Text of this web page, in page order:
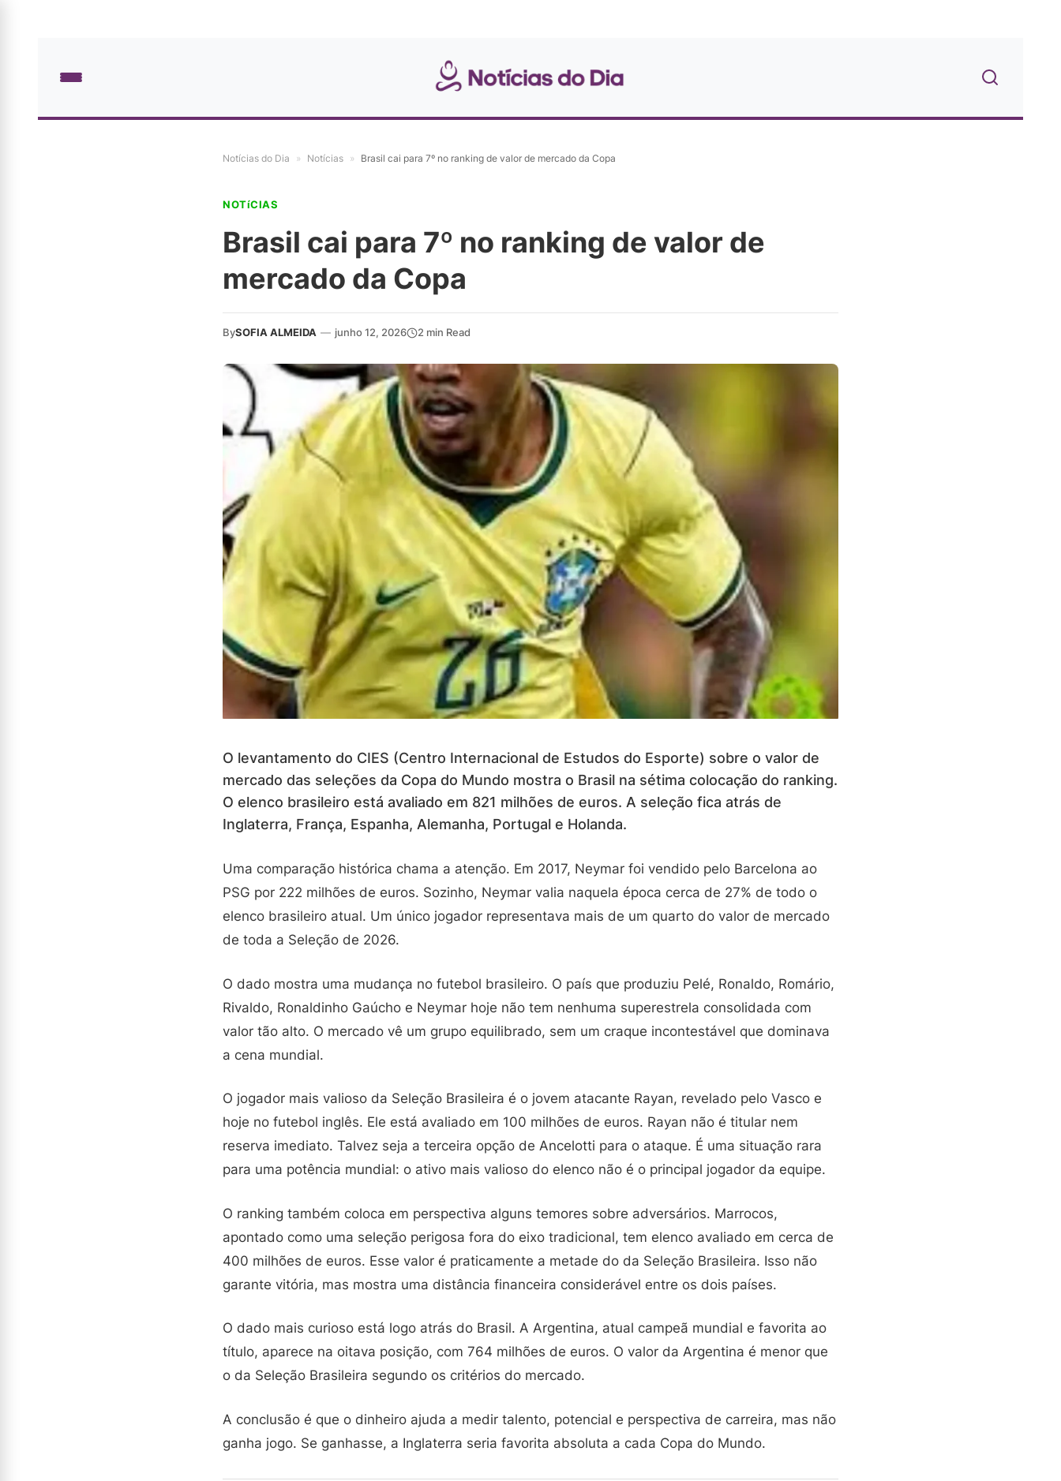
Notícias do Dia » Notícias » Brasil cai para 7º no ranking de valor de mercado da Copa
NOTíCIAS
Brasil cai para 7º no ranking de valor de
mercado da Copa
BySOFIA ALMEIDA — junho 12, 2026 2 min Read
O levantamento do CIES (Centro Internacional de Estudos do Esporte) sobre o valor de
mercado das seleções da Copa do Mundo mostra o Brasil na sétima colocação do ranking.
O elenco brasileiro está avaliado em 821 milhões de euros. A seleção fica atrás de
Inglaterra, França, Espanha, Alemanha, Portugal e Holanda.
Uma comparação histórica chama a atenção. Em 2017, Neymar foi vendido pelo Barcelona ao
PSG por 222 milhões de euros. Sozinho, Neymar valia naquela época cerca de 27% de todo o
elenco brasileiro atual. Um único jogador representava mais de um quarto do valor de mercado
de toda a Seleção de 2026.
O dado mostra uma mudança no futebol brasileiro. O país que produziu Pelé, Ronaldo, Romário,
Rivaldo, Ronaldinho Gaúcho e Neymar hoje não tem nenhuma superestrela consolidada com
valor tão alto. O mercado vê um grupo equilibrado, sem um craque incontestável que dominava
a cena mundial.
O jogador mais valioso da Seleção Brasileira é o jovem atacante Rayan, revelado pelo Vasco e
hoje no futebol inglês. Ele está avaliado em 100 milhões de euros. Rayan não é titular nem
reserva imediato. Talvez seja a terceira opção de Ancelotti para o ataque. É uma situação rara
para uma potência mundial: o ativo mais valioso do elenco não é o principal jogador da equipe.
O ranking também coloca em perspectiva alguns temores sobre adversários. Marrocos,
apontado como uma seleção perigosa fora do eixo tradicional, tem elenco avaliado em cerca de
400 milhões de euros. Esse valor é praticamente a metade do da Seleção Brasileira. Isso não
garante vitória, mas mostra uma distância financeira considerável entre os dois países.
O dado mais curioso está logo atrás do Brasil. A Argentina, atual campeã mundial e favorita ao
título, aparece na oitava posição, com 764 milhões de euros. O valor da Argentina é menor que
o da Seleção Brasileira segundo os critérios do mercado.
A conclusão é que o dinheiro ajuda a medir talento, potencial e perspectiva de carreira, mas não
ganha jogo. Se ganhasse, a Inglaterra seria favorita absoluta a cada Copa do Mundo.